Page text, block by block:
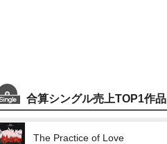
合算シングル売上TOP1作品
The Practice of Love